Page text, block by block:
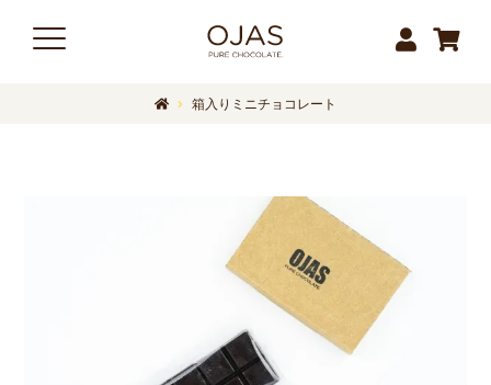
箱入りミニチョコレート